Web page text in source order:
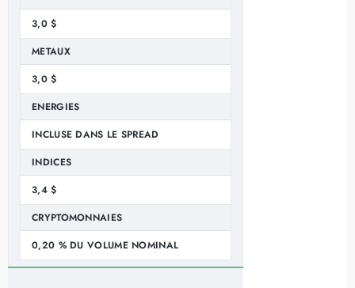
3,0 $
METAUX
3,0 $
ENERGIES
INCLUSE DANS LE SPREAD
INDICES
3,4 $
CRYPTOMONNAIES
0,20 % DU VOLUME NOMINAL